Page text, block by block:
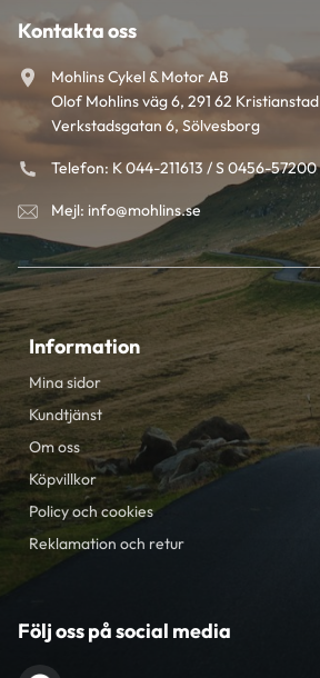
Kontakta oss
Mohlins Cykel & Motor AB
Olof Mohlins väg 6, 291 62 Kristianstad
Verkstadsgatan 6, Sölvesborg
Telefon: K 044-211613 / S 0456-57200
Mejl: info@mohlins.se
Information
Mina sidor
Kundtjänst
Om oss
Köpvillkor
Policy och cookies
Reklamation och retur
Följ oss på social media